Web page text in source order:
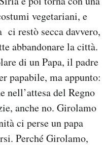
vegetariani, e
ci restò secca davvero,
abbandonare la città.
di un Papa, il padre
papabile, ma appunto:
nell’attesa del Regno
anche no. Girolamo
ci perse un papa
Perché Girolamo,